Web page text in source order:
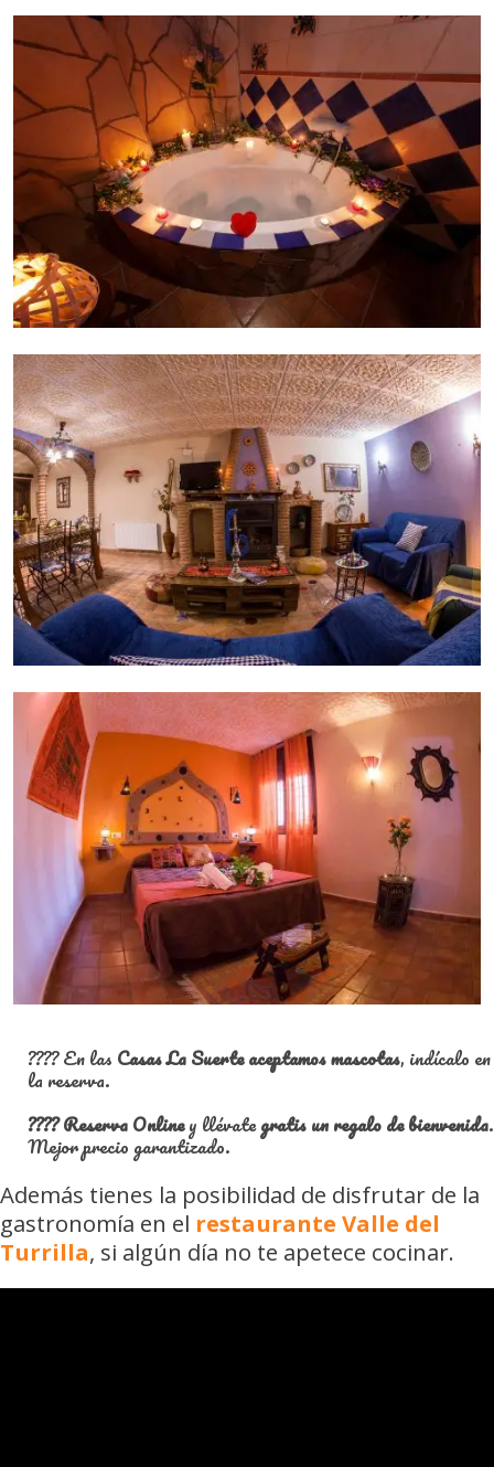
???? En las Casas La Suerte aceptamos mascotas, indícalo en
la reserva.
????Reserva Onliney llévategratis un regalo de bienvenida.
Mejor precio garantizado.
Además tienes la posibilidad de disfrutar de la
gastronomía en el restaurante Valle del
Turrilla, si algún día no te apetece cocinar.